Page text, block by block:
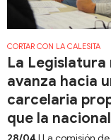
CORTAR CON LA CALESITA
La
avanza hacia
carcelaria
que la nacional